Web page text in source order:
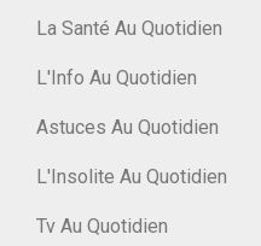
La Santé Au Quotidien
L'Info Au Quotidien
Astuces Au Quotidien
L'Insolite Au Quotidien
Tv Au Quotidien